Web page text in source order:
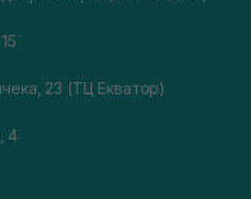
23 (ТЦ Екватор)
4